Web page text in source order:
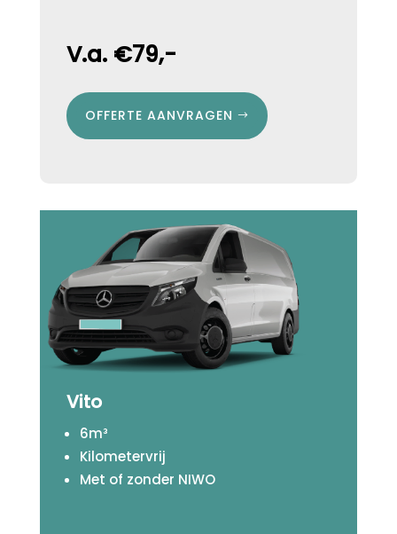
V.a. €79,-
OFFERTE AANVRAGEN
Vito
6m³
Kilometervrij
Met of zonder NIWO